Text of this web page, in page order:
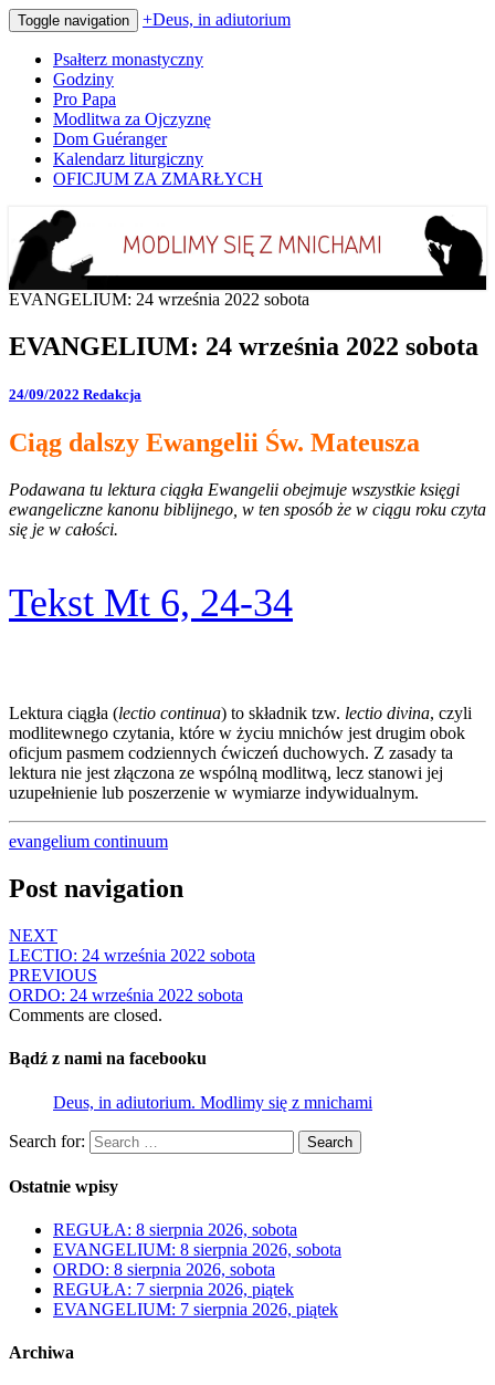
Toggle navigation +Deus, in adiutorium
Psałterz monastyczny
Godziny
Pro Papa
Modlitwa za Ojczyznę
Dom Guéranger
Kalendarz liturgiczny
OFICJUM ZA ZMARŁYCH
+Deus, in adiutorium
Codziennie modlimy się z mnichami
EVANGELIUM: 24 września 2022 sobota
EVANGELIUM: 24 września 2022 sobota
24/09/2022 Redakcja
Ciąg dalszy Ewangelii Św. Mateusza
Podawana tu lektura ciągła Ewangelii obejmuje wszystkie księgi
ewangeliczne kanonu biblijnego, w ten sposób że w ciągu roku czyta
się je w całości.
Tekst Mt 6, 24-34
Lektura ciągła (lectio continua) to składnik tzw. lectio divina, czyli
modlitewnego czytania, które w życiu mnichów jest drugim obok
oficjum pasmem codziennych ćwiczeń duchowych. Z zasady ta
lektura nie jest złączona ze wspólną modlitwą, lecz stanowi jej
uzupełnienie lub poszerzenie w wymiarze indywidualnym.
evangelium continuum
Post navigation
NEXT
LECTIO: 24 września 2022 sobota
PREVIOUS
ORDO: 24 września 2022 sobota
Comments are closed.
Bądź z nami na facebooku
Deus, in adiutorium. Modlimy się z mnichami
Search for: Search
Ostatnie wpisy
REGUŁA: 8 sierpnia 2026, sobota
EVANGELIUM: 8 sierpnia 2026, sobota
ORDO: 8 sierpnia 2026, sobota
REGUŁA: 7 sierpnia 2026, piątek
EVANGELIUM: 7 sierpnia 2026, piątek
Archiwa